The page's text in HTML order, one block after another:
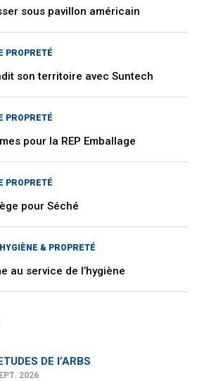
sous pavillon américain
PROPRETÉ
son territoire avec Suntech
PROPRETÉ
pour la REP Emballage
PROPRETÉ
pour Séché
& PROPRETÉ
au service de l’hygiène
DE l’ARBS
2026